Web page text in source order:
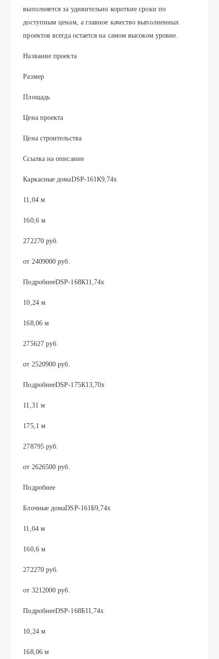
выполняется за удивительно короткие сроки по
доступным ценам, а главное качество выполненных
проектов всегда остается на самом высоком уровне.
Название проекта
Размер
Площадь
Цена проекта
Цена строительства
Ссылка на описание
Каркасные домаDSP-161К9,74х
11,04 м
160,6 м
272270 руб.
от 2409000 руб.
ПодробнееDSP-168К11,74х
10,24 м
168,06 м
275627 руб.
от 2520900 руб.
ПодробнееDSP-175К13,70х
11,31 м
175,1 м
278795 руб.
от 2626500 руб.
Подробнее
Блочные домаDSP-161Б9,74х
11,04 м
160,6 м
272270 руб.
от 3212000 руб.
ПодробнееDSP-168Б11,74х
10,24 м
168,06 м